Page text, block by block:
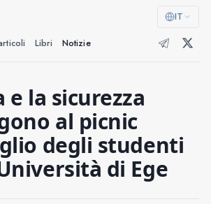
IT
Libri Notizie
e la sicurezza
al picnic
degli studenti
di Ege